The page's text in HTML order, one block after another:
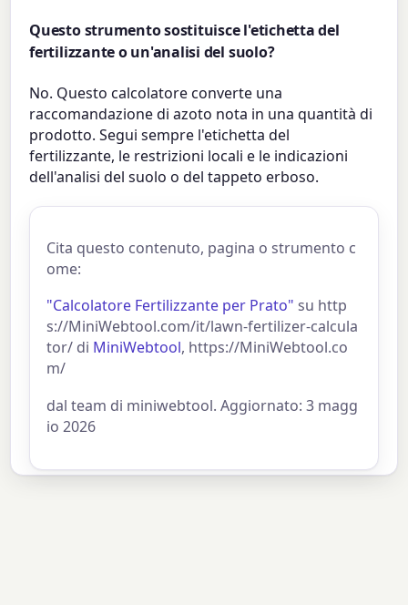
Questo strumento sostituisce l'etichetta del
fertilizzante o un'analisi del suolo?
No. Questo calcolatore converte una
raccomandazione di azoto nota in una quantità di
prodotto. Segui sempre l'etichetta del
fertilizzante, le restrizioni locali e le indicazioni
dell'analisi del suolo o del tappeto erboso.
Cita questo contenuto, pagina o strumento c
ome:
"Calcolatore Fertilizzante per Prato" su http
s://MiniWebtool.com/it/lawn-fertilizer-calcula
tor/ di MiniWebtool, https://MiniWebtool.co
m/
dal team di miniwebtool. Aggiornato: 3 magg
io 2026